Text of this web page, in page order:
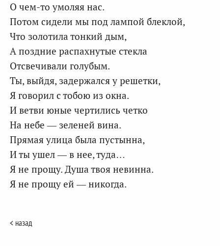
О чем-то умоляя нас.
Потом сидели мы под лампой блеклой,
Что золотила тонкий дым,
А поздние распахнутые стекла
Отсвечивали голубым.
Ты, выйдя, задержался у решетки,
Я говорил с тобою из окна.
И ветви юные чертились четко
На небе — зеленей вина.
Прямая улица была пустынна,
И ты ушел — в нее, туда…
Я не прощу. Душа твоя невинна.
Я не прощу ей — никогда.
< назад